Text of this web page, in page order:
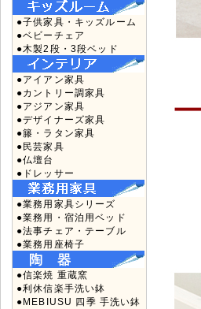
●子供家具・キッズルーム
●ベビーチェア
●木製2段・3段ベッド
●アイアン家具
●カントリー調家具
●アジアン家具
●デザイナーズ家具
●籐・ラタン家具
●民芸家具
●仏壇台
●ドレッサー
●業務用家具シリーズ
●業務用・宿泊用ベッド
●法事チェア・テーブル
●業務用座椅子
●信楽焼 重蔵窯
●利休信楽手洗い鉢
●MEBIUSU 四季 手洗い鉢